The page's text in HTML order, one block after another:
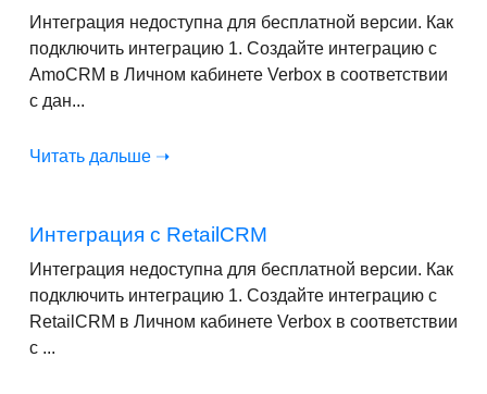
Интеграция недоступна для бесплатной версии. Как
подключить интеграцию 1. Создайте интеграцию с
AmoCRM в Личном кабинете Verbox в соответствии
с дан...
Читать дальше ➝
Интеграция с RetailCRM
Интеграция недоступна для бесплатной версии. Как
подключить интеграцию 1. Создайте интеграцию с
RetailCRM в Личном кабинете Verbox в соответствии
с ...